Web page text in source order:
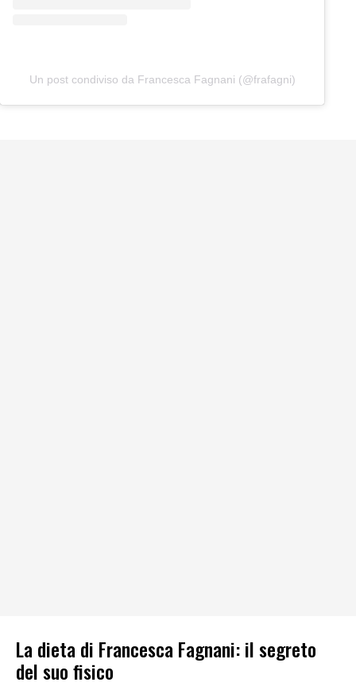
Un post condiviso da Francesca Fagnani (@frafagni)
La dieta di Francesca Fagnani: il segreto
del suo fisico